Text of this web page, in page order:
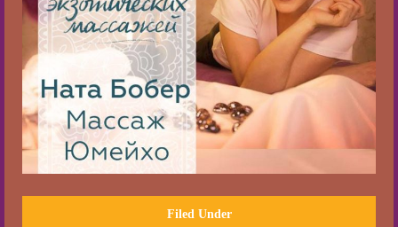
Filed Under